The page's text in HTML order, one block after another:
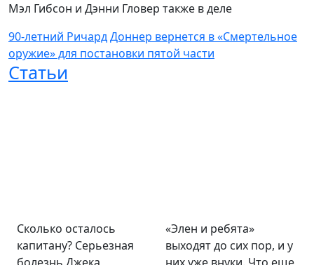
Мэл Гибсон и Дэнни Гловер также в деле
90-летний Ричард Доннер вернется в «Смертельное
оружие» для постановки пятой части
Статьи
Сколько осталось
капитану? Серьезная
«Элен и ребята»
выходят до сих пор, и у